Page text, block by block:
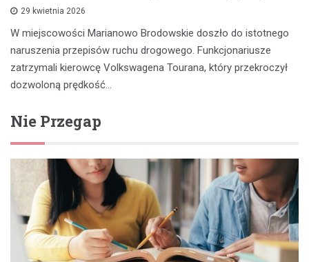
29 kwietnia 2026
W miejscowości Marianowo Brodowskie doszło do istotnego
naruszenia przepisów ruchu drogowego. Funkcjonariusze
zatrzymali kierowcę Volkswagena Tourana, który przekroczył
dozwoloną prędkość…
Nie Przegap